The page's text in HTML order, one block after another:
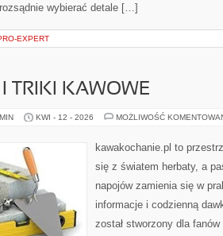
wybierać detale […]
EXPERT
TRIKI KAWOWE
KWI - 12 - 2026 MOŻLIWOŚĆ
kawakochanie.pl to
się z światem herbaty, a
napojów zamienia się w
informacje i codzienną
został stworzony dla